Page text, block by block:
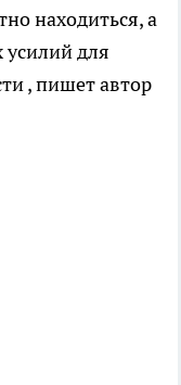
находиться, а
усилий для
, пишет автор